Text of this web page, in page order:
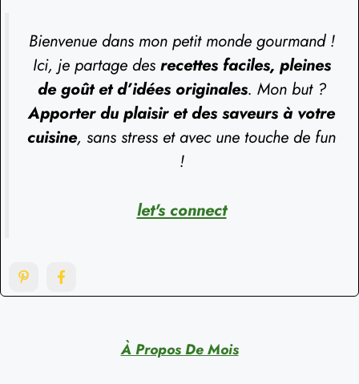
Bienvenue dans mon petit monde gourmand !
Ici, je partage des recettes faciles, pleines
de goût et d’idées originales. Mon but ?
Apporter du plaisir et des saveurs à votre
cuisine, sans stress et avec une touche de fun
!
let's connect
À Propos De Mois